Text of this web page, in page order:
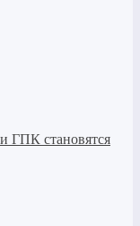
ГПК становятся